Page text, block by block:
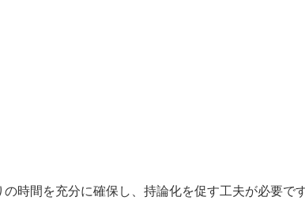
時間を充分に確保し、持論化を促す工夫が必要で